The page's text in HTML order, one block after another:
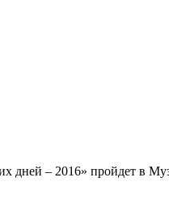
дней – 2016» пройдет в